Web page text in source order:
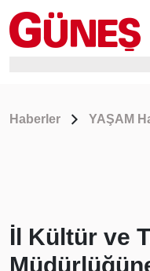
Haberler YAŞAM
İl Kültür ve